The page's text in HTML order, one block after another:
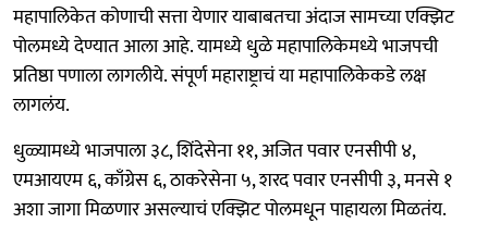
महापालिकेत कोणाची सत्ता येणार याबाबतचा अंदाज सामच्या एक्झिट
पोलमध्ये देण्यात आला आहे. यामध्ये धुळे महापालिकेमध्ये भाजपची
प्रतिष्ठा पणाला लागलीये. संपूर्ण महाराष्ट्राचं या महापालिकेकडे लक्ष
लागलंय.
धुळ्यामध्ये भाजपाला ३८, शिंदेसेना ११, अजित पवार एनसीपी ४,
एमआयएम ६, काँग्रेस ६, ठाकरेसेना ५, शरद पवार एनसीपी ३, मनसे १
अशा जागा मिळणार असल्याचं एक्झिट पोलमधून पाहायला मिळतंय.